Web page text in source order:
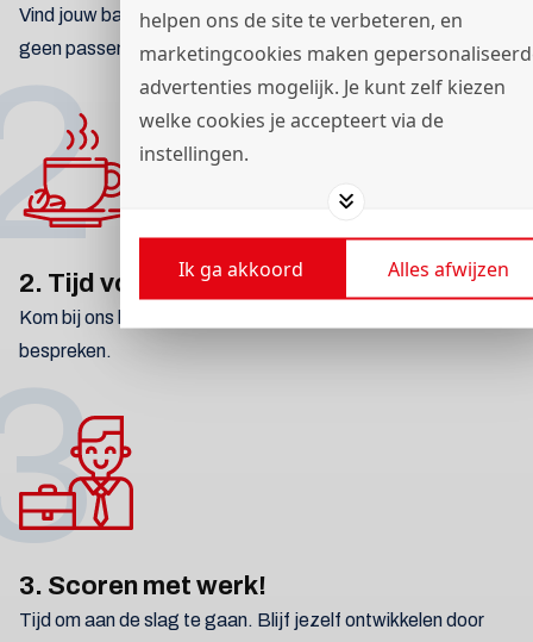
helpen ons de site te verbeteren, en
marketingcookies maken
advertenties mogelijk. Je kunt zelf kiezen
welke cookies je accepteert via de
instellingen.
Ik ga akkoord Alles afwijzen
Vind jouw baan via de zoekbalk en reageer direct. Vind je
geen passende vacature? Neem dancontactop.
2. Tijd voor koffie!
Kom bij ons langs op de vestiging om de mogelijkheden te
bespreken.
3. Scoren met werk!
Tijd om aan de slag te gaan. Blijf jezelf ontwikkelen door